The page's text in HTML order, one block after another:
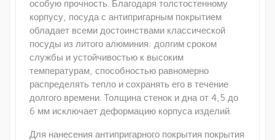
особую прочность. Благодаря толстостенному
корпусу, посуда с антипригарным покрытием
обладает всеми достоинствами классической
посуды из литого алюминия: долгим сроком
службы и устойчивостью к высоким
температурам, способностью равномерно
распределять тепло и сохранять его в течение
долгого времени. Толщина стенок и дна от 4,5 до
6 мм исключает деформацию корпуса изделий.
Для нанесения антипригарного покрытия покрытия